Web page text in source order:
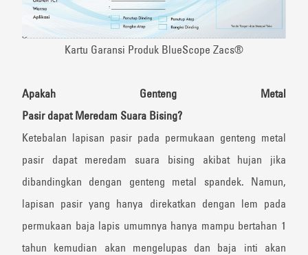
Kartu Garansi Produk BlueScope Zacs®
Apakah Genteng Metal
Pasir dapat Meredam Suara Bising?
Ketebalan lapisan pasir pada permukaan genteng metal
pasir dapat meredam suara bising akibat hujan jika
dibandingkan dengan genteng metal spandek. Namun,
lapisan pasir yang hanya direkatkan dengan lem pada
permukaan baja lapis umumnya hanya mampu bertahan 1
tahun kemudian akan mengelupas dan baja inti akan